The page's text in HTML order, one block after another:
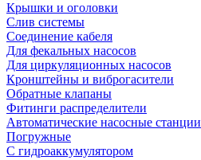
Крышки и оголовки
Слив системы
Соединение кабеля
Для фекальных насосов
Для циркуляционных насосов
Кронштейны и виброгасители
Обратные клапаны
Фитинги распределители
Автоматические насосные станции
Погружные
С гидроаккумулятором